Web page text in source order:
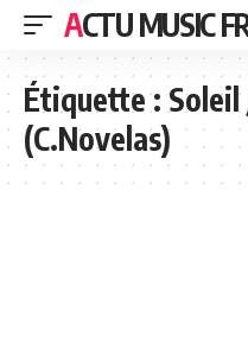
ACTU MUSIC
Étiquette :Soleil
(C.Novelas)